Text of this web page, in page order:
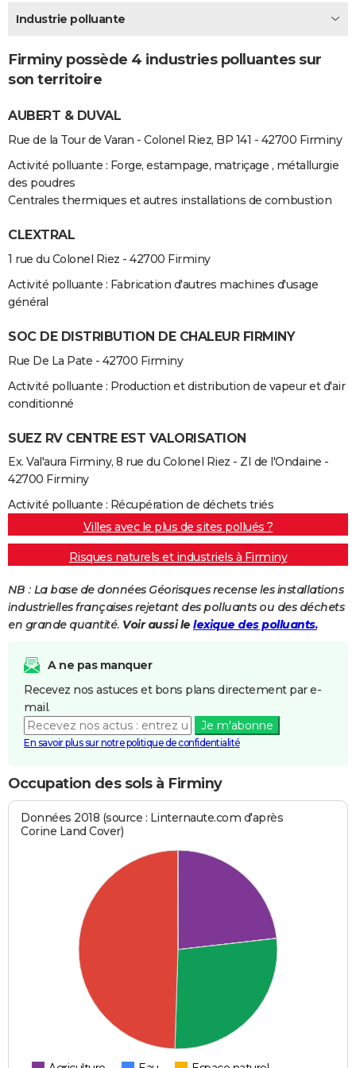
Destinations
City break
Voyage nature
Voyage de noces
Forum
Climat
+PHOTO
GUIDES D'ACHAT
BONS PLANS
CARTE DE VOEUX
Carte de Noël
Carte Bonne année
Carte Saint-Valentin
Carte Pâques
Carte d'anniversaire
DICTIONNAIRE
Dictionnaire
Biographies
Citations
Expressions
Proverbes
PROGRAMME TV
S'inscrire
Se connecter
Lycées
Collèges
Primaires
Universités
Entreprises
Service militaire
Avis de recherche
Bricolage
Lifestyle
Culture
Sport
Auto
Television
Voyage
Cinema
Industrie polluante
Firminy possède 4 industries polluantes sur
son territoire
AUBERT & DUVAL
Rue de la Tour de Varan - Colonel Riez, BP 141 - 42700 Firminy
Activité polluante : Forge, estampage, matriçage , métallurgie
des poudres
Centrales thermiques et autres installations de combustion
CLEXTRAL
1 rue du Colonel Riez - 42700 Firminy
Activité polluante : Fabrication d'autres machines d'usage
général
SOC DE DISTRIBUTION DE CHALEUR FIRMINY
Rue De La Pate - 42700 Firminy
Activité polluante : Production et distribution de vapeur et d'air
conditionné
SUEZ RV CENTRE EST VALORISATION
Ex. Val'aura Firminy, 8 rue du Colonel Riez - ZI de l'Ondaine -
42700 Firminy
Activité polluante : Récupération de déchets triés
Villes avec le plus de sites pollués ?
Risques naturels et industriels à Firminy
NB : La base de données Géorisques recense les installations
industrielles françaises rejetant des polluants ou des déchets
en grande quantité. Voir aussi le lexique des polluants.
A ne pas manquer
Recevez nos astuces et bons plans directement par e-
mail.
Je m'abonne
En savoir plus sur notre politique de confidentialité
Occupation des sols à Firminy
Données 2018 (source : Linternaute.com d'après
Corine Land Cover)